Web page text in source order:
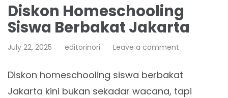
Diskon Homeschooling
Siswa Berbakat Jakarta
July 22, 2025 editorinori Leave a comment
Diskon homeschooling siswa berbakat
Jakarta kini bukan sekadar wacana, tapi